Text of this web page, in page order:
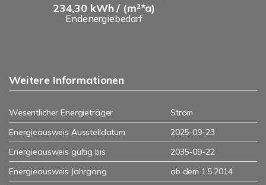
234,30 kWh / (m²*a)
Endenergiebedarf
Weitere Informationen
Wesentlicher Energieträger
Strom
Energieausweis Ausstelldatum
2025-09-23
Energieausweis gültig bis
2035-09-22
Energieausweis Jahrgang
ab dem 1.5.2014